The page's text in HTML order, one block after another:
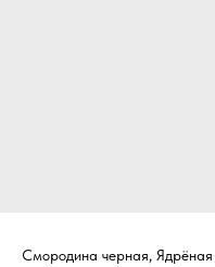
Смородина черная, Ядрёная